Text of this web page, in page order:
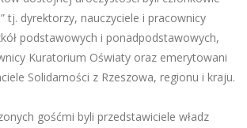
tj. dyrektorzy, nauczyciele i pracownicy
podstawowych i ponadpodstawowych,
Kuratorium Oświaty oraz emerytowani
Solidarności z Rzeszowa, regionu i kraju.
gośćmi byli przedstawiciele władz